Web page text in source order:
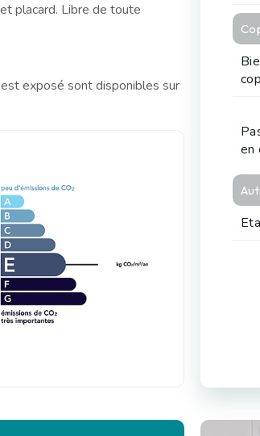
placard. Libre de toute
exposé sont disponibles sur
en